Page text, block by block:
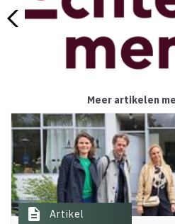
Meer artikelen
description Artikel